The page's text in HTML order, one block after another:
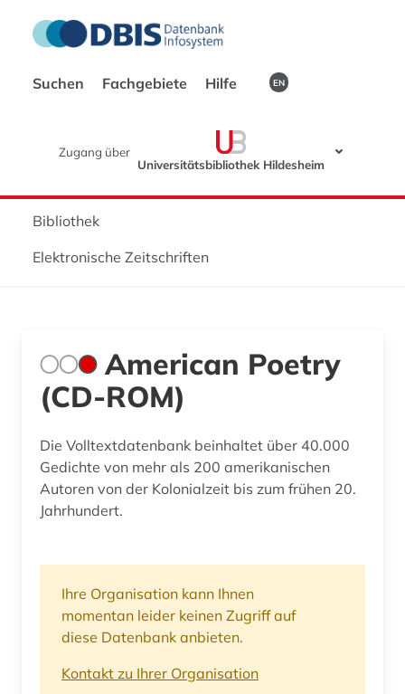
Suchen Fachgebiete Hilfe EN
Zugang über
Universitätsbibliothek Hildesheim
Bibliothek
Elektronische Zeitschriften
American Poetry
(CD-ROM)
Die Volltextdatenbank beinhaltet über 40.000
Gedichte von mehr als 200 amerikanischen
Autoren von der Kolonialzeit bis zum frühen 20.
Jahrhundert.
Ihre Organisation kann Ihnen
momentan leider keinen Zugriff auf
diese Datenbank anbieten.
Kontakt zu Ihrer Organisation